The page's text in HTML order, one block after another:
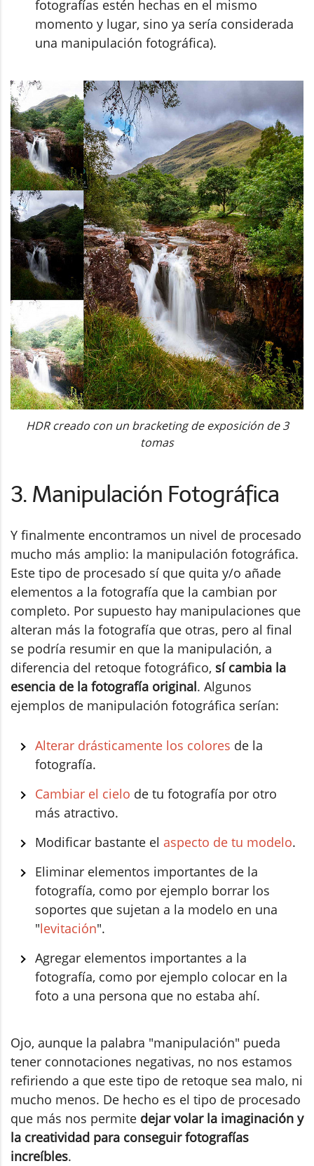
fotografías estén hechas en el mismo
momento y lugar, sino ya sería considerada
una manipulación fotográfica).
HDR creado con un bracketing de exposición de 3
tomas
3. Manipulación Fotográfica
Y finalmente encontramos un nivel de procesado
mucho más amplio: la manipulación fotográfica.
Este tipo de procesado sí que quita y/o añade
elementos a la fotografía que la cambian por
completo. Por supuesto hay manipulaciones que
alteran más la fotografía que otras, pero al final
se podría resumir en que la manipulación, a
diferencia del retoque fotográfico, sí cambia la
esencia de la fotografía original. Algunos
ejemplos de manipulación fotográfica serían:
Alterar drásticamente los colores de la
fotografía.
Cambiar el cielo de tu fotografía por otro
más atractivo.
Modificar bastante el aspecto de tu modelo.
Eliminar elementos importantes de la
fotografía, como por ejemplo borrar los
soportes que sujetan a la modelo en una
"levitación".
Agregar elementos importantes a la
fotografía, como por ejemplo colocar en la
foto a una persona que no estaba ahí.
Ojo, aunque la palabra "manipulación" pueda
tener connotaciones negativas, no nos estamos
refiriendo a que este tipo de retoque sea malo, ni
mucho menos. De hecho es el tipo de procesado
que más nos permite dejar volar la imaginación y
la creatividad para conseguir fotografías
increíbles.